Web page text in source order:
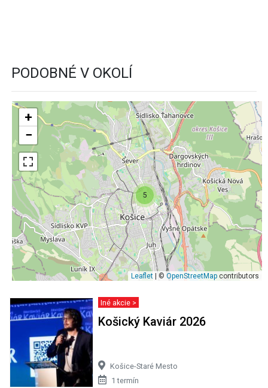
PODOBNÉ V OKOLÍ
5
+
−
Leaflet | © OpenStreetMap contributors
Iné akcie >
Košický Kaviár 2026
Košice-Staré Mesto
1 termín